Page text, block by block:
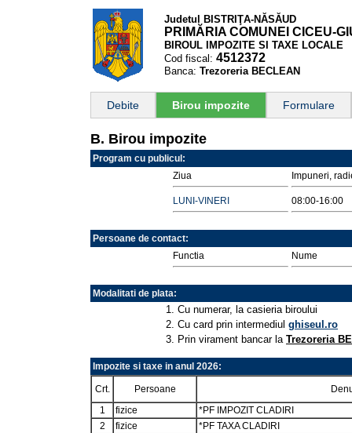
Judetul BISTRIŢA-NĂSĂUD
PRIMĂRIA COMUNEI CICEU-
BIROUL IMPOZITE SI TAXE LOCALE
Cod fiscal: 4512372
Banca: Trezoreria BECLEAN
Debite Birou impozite Formulare
B. Birou impozite
Program cu publicul:
Ziua
Impuneri,
LUNI-VINERI 08:00-16:00
Persoane de contact:
Functia
Nume
Modalitati de plata:
1. Cu numerar, la casieria biroului
2. Cu card prin intermediul ghiseul.ro
3. Prin virament bancar la Trezoreria
Impozite si taxe in anul 2026:
Crt. Persoane
1
fizice
*PF IMPOZIT CLADIRI
2
fizice
*PF TAXA CLADIRI